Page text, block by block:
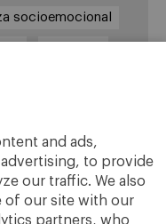
and ads,
to provide
our traffic. We also
of our site with our
partners, who
socioemocional